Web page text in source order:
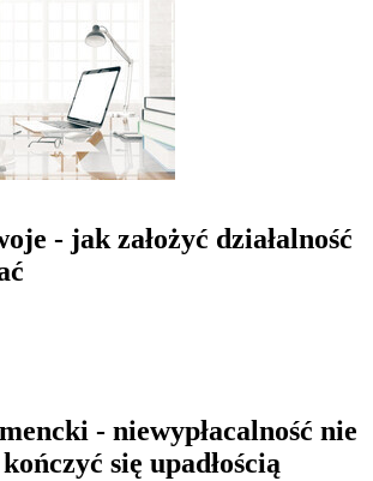
- jak założyć działalność
- niewypłacalność nie
się upadłością